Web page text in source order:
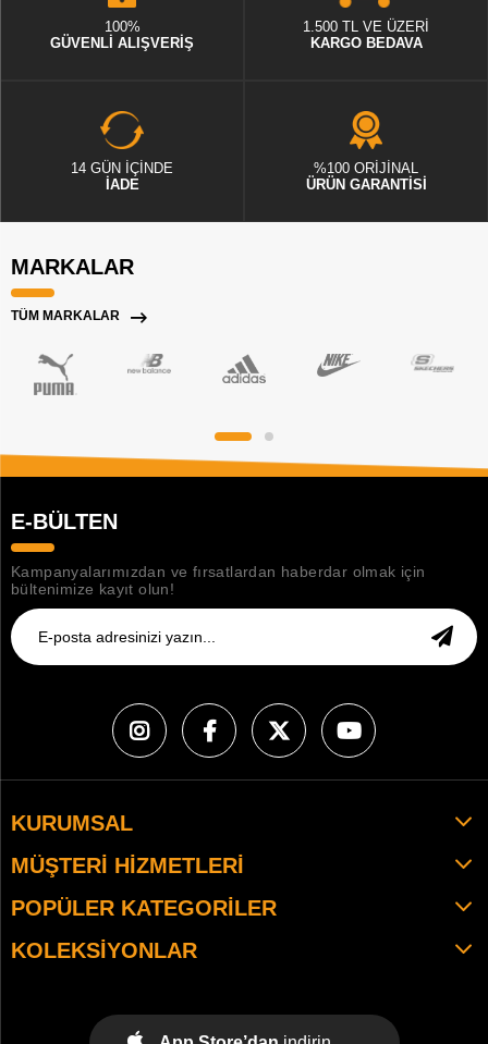
100%
GÜVENLİ ALIŞVERİŞ
1.500 TL VE ÜZERİ
KARGO BEDAVA
14 GÜN İÇİNDE
İADE
%100 ORİJİNAL
ÜRÜN GARANTİSİ
MARKALAR
TÜM MARKALAR
E-BÜLTEN
Kampanyalarımızdan ve fırsatlardan haberdar olmak için
bültenimize kayıt olun!
KURUMSAL
MÜŞTERI HIZMETLERI
POPÜLER KATEGORILER
KOLEKSIYONLAR